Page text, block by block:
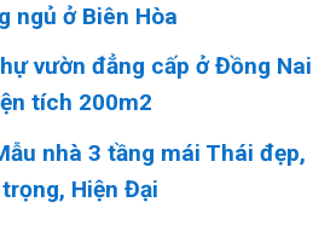
ngủ ở Biên Hòa
vườn đẳng cấp ở Đồng Nai
tích 200m2
nhà 3 tầng mái Thái đẹp,
Hiện Đại